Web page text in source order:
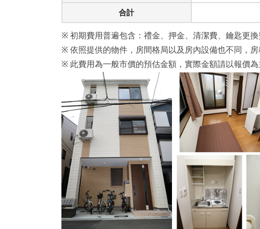
合計
※ 初期費用普遍包含：禮金、押金、清潔費、鑰匙更
※ 依照提供的物件，房間格局以及房內設備也不同，房
※ 此費用為一般市價的預估金額，實際金額請以報價為